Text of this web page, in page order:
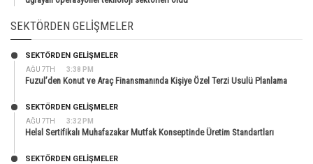
SEKTÖRDEN GELIŞMELER
AĞU 7TH 3:38 PM
SEKTÖRDEN GELIŞMELER
Fuzul’den Konut ve Araç Finansmanında Kişiye Özel Terzi Usulü Planlama
AĞU 7TH 3:32 PM
SEKTÖRDEN GELIŞMELER
Helal Sertifikalı Muhafazakar Mutfak Konseptinde Üretim Standartları
SEKTÖRDEN GELIŞMELER